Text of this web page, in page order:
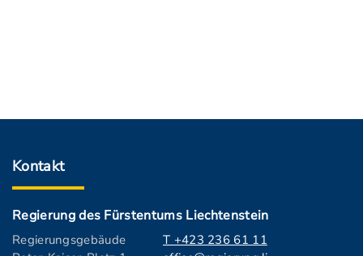
Kontakt
Regierung des Fürstentums Liechtenstein
Regierungsgebäude
T +423 236 61 11